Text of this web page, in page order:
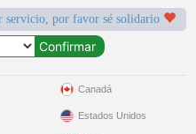
servicio, por favor sé solidario
Canadá
Estados Unidos